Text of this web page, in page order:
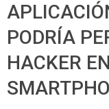
PODRÍA
HACKER